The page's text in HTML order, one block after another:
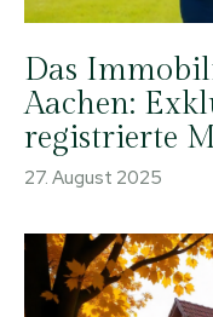
Das
Aachen:
registrierte
27. August 2025